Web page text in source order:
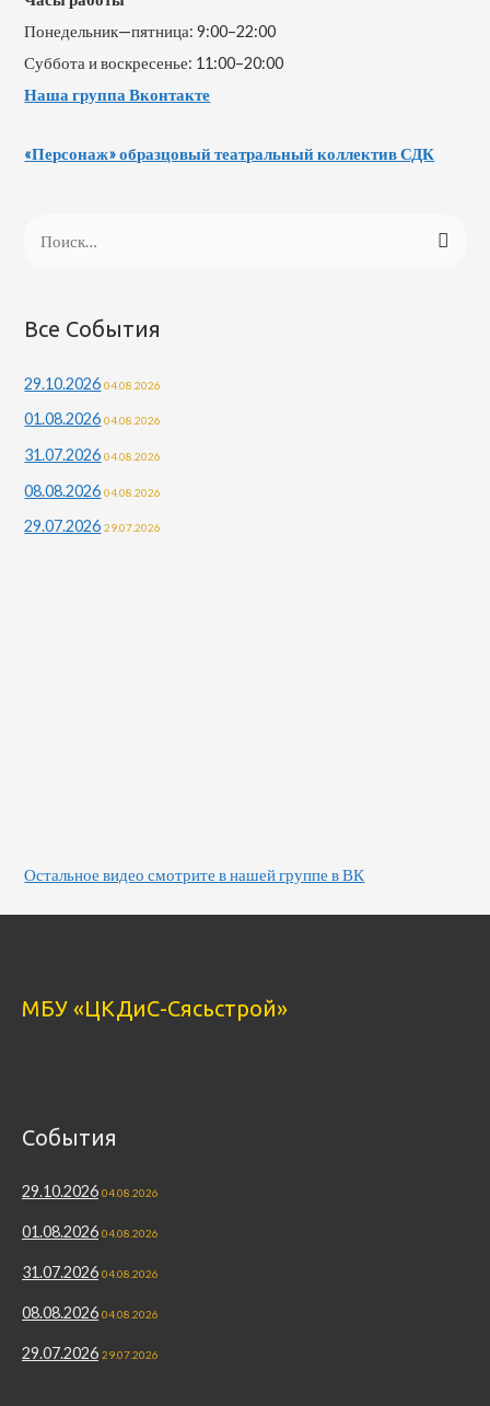
Понедельник—пятница: 9:00–22:00
Суббота и воскресенье: 11:00–20:00
Наша группа Вконтакте
«Персонаж» образцовый театральный коллектив СДК
Все События
29.10.2026 04.08.2026
01.08.2026 04.08.2026
31.07.2026 04.08.2026
08.08.2026 04.08.2026
29.07.2026 29.07.2026
Остальное видео смотрите в нашей группе в ВК
МБУ «ЦКДиС-Сясьстрой»
События
29.10.2026 04.08.2026
01.08.2026 04.08.2026
31.07.2026 04.08.2026
08.08.2026 04.08.2026
29.07.2026 29.07.2026